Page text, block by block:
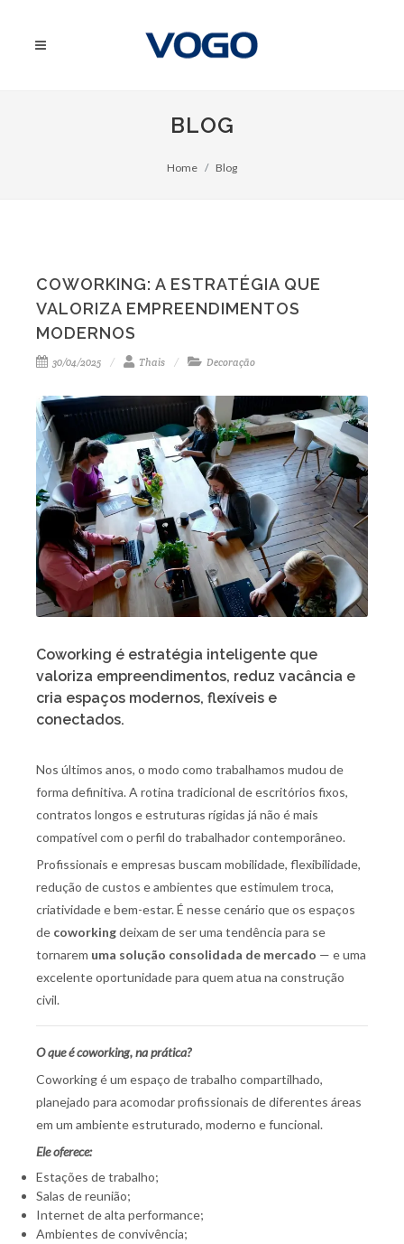
BLOG
Home Blog
COWORKING: A ESTRATÉGIA QUE
VALORIZA EMPREENDIMENTOS
MODERNOS
30/04/2025 Thais Decoração
Coworking é estratégia inteligente que
valoriza empreendimentos, reduz vacância e
cria espaços modernos, flexíveis e
conectados.
Nos últimos anos, o modo como trabalhamos mudou de
forma definitiva. A rotina tradicional de escritórios fixos,
contratos longos e estruturas rígidas já não é mais
compatível com o perfil do trabalhador contemporâneo.
Profissionais e empresas buscam mobilidade, flexibilidade,
redução de custos e ambientes que estimulem troca,
criatividade e bem-estar. É nesse cenário que os espaços
de coworkingdeixam de ser uma tendência para se
tornarem uma solução consolidada de mercado — e uma
excelente oportunidade para quem atua na construção
civil.
O que é coworking, na prática?
Coworking é um espaço de trabalho compartilhado,
planejado para acomodar profissionais de diferentes áreas
em um ambiente estruturado, moderno e funcional.
Ele oferece:
Estações de trabalho;
Salas de reunião;
Internet de alta performance;
Ambientes de convivência;